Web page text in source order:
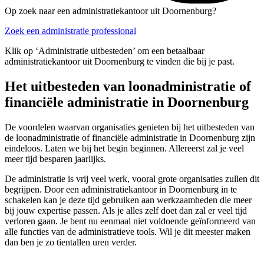
Op zoek naar een administratiekantoor uit Doornenburg?
Zoek een administratie professional
Klik op ‘Administratie uitbesteden’ om een betaalbaar
administratiekantoor uit Doornenburg te vinden die bij je past.
Het uitbesteden van loonadministratie of
financiële administratie in Doornenburg
De voordelen waarvan organisaties genieten bij het uitbesteden van
de loonadministratie of financiële administratie in Doornenburg zijn
eindeloos. Laten we bij het begin beginnen. Allereerst zal je veel
meer tijd besparen jaarlijks.
De administratie is vrij veel werk, vooral grote organisaties zullen dit
begrijpen. Door een administratiekantoor in Doornenburg in te
schakelen kan je deze tijd gebruiken aan werkzaamheden die meer
bij jouw expertise passen. Als je alles zelf doet dan zal er veel tijd
verloren gaan. Je bent nu eenmaal niet voldoende geïnformeerd van
alle functies van de administratieve tools. Wil je dit meester maken
dan ben je zo tientallen uren verder.